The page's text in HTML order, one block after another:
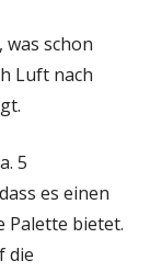
was schon
Luft nach
5
es einen
Palette bietet.
die